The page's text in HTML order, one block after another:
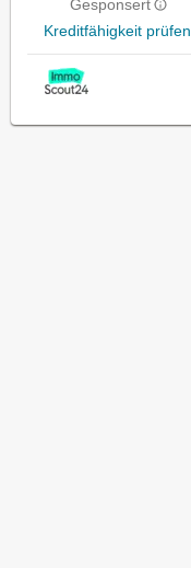
Gesponsert
Kreditfähigkeit prüfen